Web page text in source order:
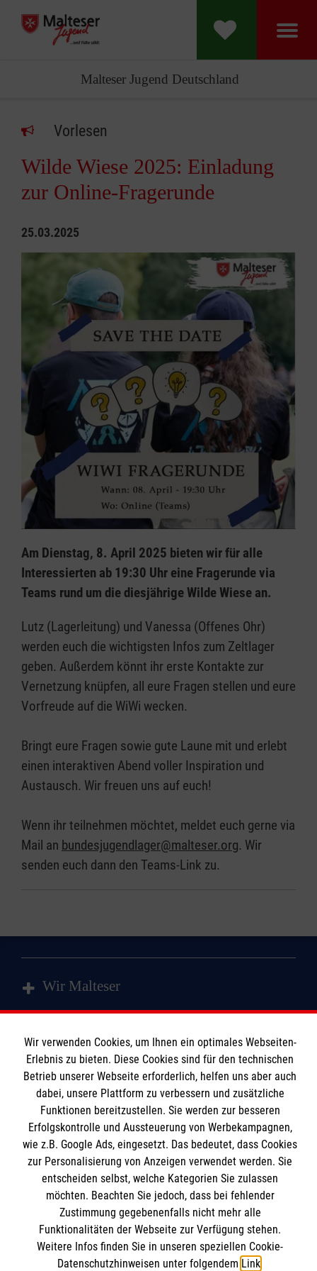
Malteser Jugend Deutschland
Vorlesen
Wilde Wiese 2025: Einladung
zur Online-Fragerunde
25.03.2025
Am Dienstag, 8. April 2025 bieten wir für alle
Interessierten ab 19:30 Uhr eine Fragerunde via
Teams rund um die diesjährige Wilde Wiese an.
Lutz (Lagerleitung) und Vanessa (Offenes Ohr)
werden euch die wichtigsten Infos zum Zeltlager
geben. Außerdem könnt ihr erste Kontakte zur
Vernetzung knüpfen, all eure Fragen stellen und eure
Vorfreude auf die WiWi wecken.
Bringt eure Fragen sowie gute Laune mit und erlebt
einen interaktiven Abend voller Inspiration und
Austausch. Wir freuen uns auf euch!
Wenn ihr teilnehmen möchtet, meldet euch gerne via
Mail an bundesjugendlager@malteser.org. Wir
senden euch dann den Teams-Link zu.
Wir Malteser
Spenden und Helfen
Angebote und Leistungen
Kursangebote
Mitarbeiten & Stellenangebote
Wir Malteser
Informationen
Kontakt
Presse & Medien
Transparenz
Compliance
Impressum
Datenschutz
Malteser online
Malteser in Deutschland
Malteserorden
Malteser International
Mediathek
Spendenkonto
Wir verwenden Cookies, um Ihnen ein optimales Webseiten-
Erlebnis zu bieten. Diese Cookies sind für den technischen
Betrieb unserer Webseite erforderlich, helfen uns aber auch
dabei, unsere Plattform zu verbessern und zusätzliche
Funktionen bereitzustellen. Sie werden zur besseren
Erfolgskontrolle und Aussteuerung von Werbekampagnen,
wie z.B. Google Ads, eingesetzt. Das bedeutet, dass Cookies
zur Personalisierung von Anzeigen verwendet werden. Sie
entscheiden selbst, welche Kategorien Sie zulassen
möchten. Beachten Sie jedoch, dass bei fehlender
Zustimmung gegebenenfalls nicht mehr alle
Funktionalitäten der Webseite zur Verfügung stehen.
Weitere Infos finden Sie in unseren speziellen Cookie-
Datenschutzhinweisen unter folgendem Link.